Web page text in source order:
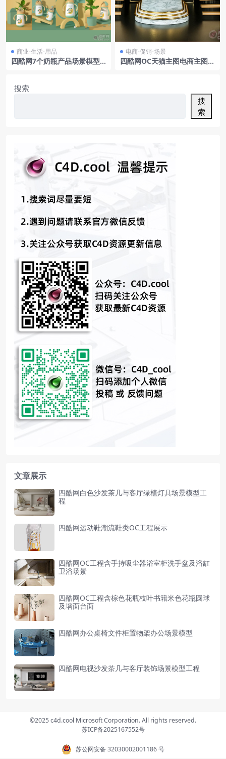
商业-生活-用品
四酷网7个奶瓶产品场景模型-
电商-促销-场景
四酷网OC天猫主图电商主图电
搜索
搜
索
文章展示
四酷网白色沙发茶几与客厅绿植灯具场景模型工
程
四酷网运动鞋潮流鞋类OC工程展示
四酷网OC工程含手持吸尘器浴室柜洗手盆及浴缸
卫浴场景
四酷网OC工程含棕色花瓶枝叶书籍米色花瓶圆球
及墙面台面
四酷网办公桌椅文件柜置物架办公场景模型
四酷网电视沙发茶几与客厅装饰场景模型工程
©2025 c4d.cool Microsoft Corporation. All rights reserved.
苏ICP备2025167552号
苏公网安备 32030002001186 号